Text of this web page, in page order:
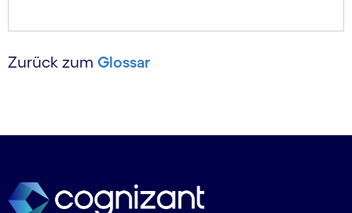
Zurück zum Glossar